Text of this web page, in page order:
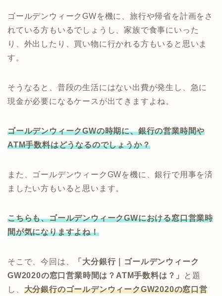
ゴールデンウィークGWを機に、旅行や帰省を計画をさ
れている方もいるでしょうし、家族で食事にいった
り、外出したり、買い物に行かれる方もいると思いま
す。
そうなると、普段の生活にはない出費が発生し、急に
現金が必要になるケースが出てきますよね。
ゴールデンウィークGWの時期に、銀行の営業時間や
ATM手数料はどうなるのでしょうか？
また、ゴールデンウィークGWを機に、銀行で用事を済
ましたい方もいると思います。
こちらも、ゴールデンウィークGWにおける窓口営業時
間が気になりますよね！
そこで、今回は、
「大分銀行｜ゴールデンウィーク
GW2020の窓口営業時間は？ATM手数料は？」
と題
し、 大分銀行のゴールデンウィークGW2020の窓口営